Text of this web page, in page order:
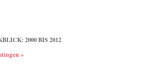
2000 BIS 2012
»